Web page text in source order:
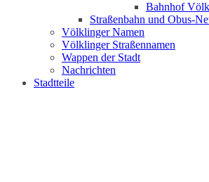
Bahnhof
Straßenbahn und Obus-
Völklinger Namen
Völklinger Straßennamen
Wappen der Stadt
Nachrichten
Stadtteile